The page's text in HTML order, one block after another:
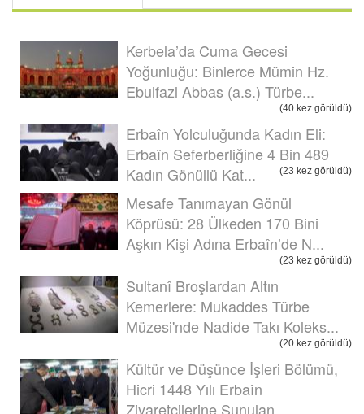
Kerbela’da Cuma Gecesi
Yoğunluğu: Binlerce Mümin Hz.
Ebulfazl Abbas (a.s.) Türbe...
(40 kez görüldü)
Erbaîn Yolculuğunda Kadın Eli:
Erbaîn Seferberliğine 4 Bin 489
Kadın Gönüllü Kat...
(23 kez görüldü)
Mesafe Tanımayan Gönül
Köprüsü: 28 Ülkeden 170 Bini
Aşkın Kişi Adına Erbaîn’de N...
(23 kez görüldü)
Sultanî Broşlardan Altın
Kemerlere: Mukaddes Türbe
Müzesi'nde Nadide Takı Koleks...
(20 kez görüldü)
Kültür ve Düşünce İşleri Bölümü,
Hicri 1448 Yılı Erbaîn
Ziyaretçilerine Sunulan ...